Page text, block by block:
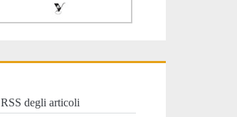
RSS degli articoli